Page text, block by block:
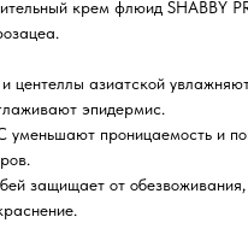
крем флюид SHABBY
центеллы азиатской
эпидермис.
уменьшают проницаемость и
защищает от